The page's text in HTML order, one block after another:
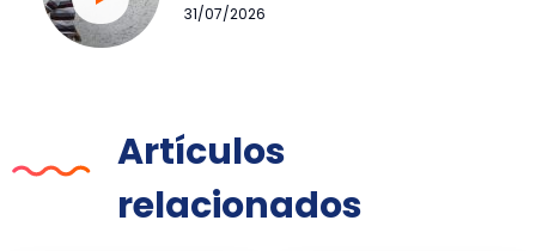
31/07/2026
Artículos
relacionados